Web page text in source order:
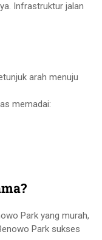
Infrastruktur jalan
arah menuju
memadai:
Park yang murah,
Park sukses